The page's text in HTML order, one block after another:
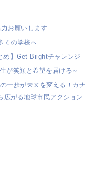
お願いします
くの学校へ
め】Get Brightチャレンジ
が笑顔と希望を届ける～
一歩が未来を変える！カナ
広がる地球市民アクション